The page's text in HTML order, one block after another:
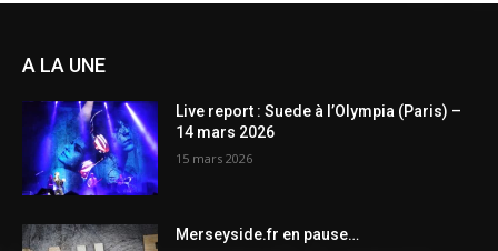
A LA UNE
Live report : Suede à l’Olympia (Paris) –
14 mars 2026
15 mars 2026
Merseyside.fr en pause…